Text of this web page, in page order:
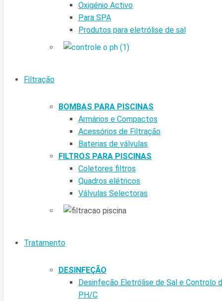
Oxigénio Activo
Para SPA
Produtos para eletrólise de sal
Filtração
BOMBAS PARA PISCINAS
Armários e Compactos
Acessórios de Filtração
Baterias de válvulas
FILTROS PARA PISCINAS
Coletores filtros
Quadros elétricos
Válvulas Selectoras
Tratamento
DESINFEÇÃO
Desinfeção Eletrólise de Sal e Controlo
PH/C